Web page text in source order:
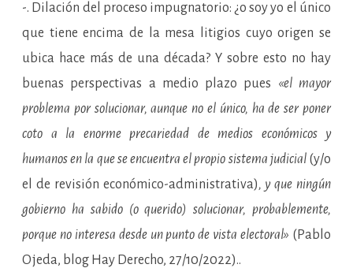
-. Dilación del proceso impugnatorio: ¿o soy yo el único
que tiene encima de la mesa litigios cuyo origen se
ubica hace más de una década? Y sobre esto no hay
buenas perspectivas a medio plazo pues «el mayor
problema por solucionar, aunque no el único, ha de ser poner
coto a la enorme precariedad de medios económicos y
humanos en la que se encuentra el propio sistema judicial (y/o
el de revisión económico-administrativa), y que ningún
gobierno ha sabido (o querido) solucionar, probablemente,
porque no interesa desde un punto de vista electoral» (Pablo
Ojeda, blog Hay Derecho, 27/10/2022)..